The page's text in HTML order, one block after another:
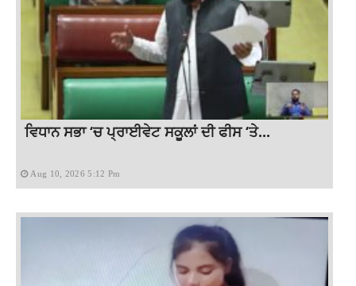
ਵਿਧਾਨ ਸਭਾ ‘ਚ ਪ੍ਰਾਈਵੇਟ ਸਕੂਲਾਂ ਦੀ ਫੀਸ ‘ਤੇ...
Aug 10, 2026 5:12 Pm